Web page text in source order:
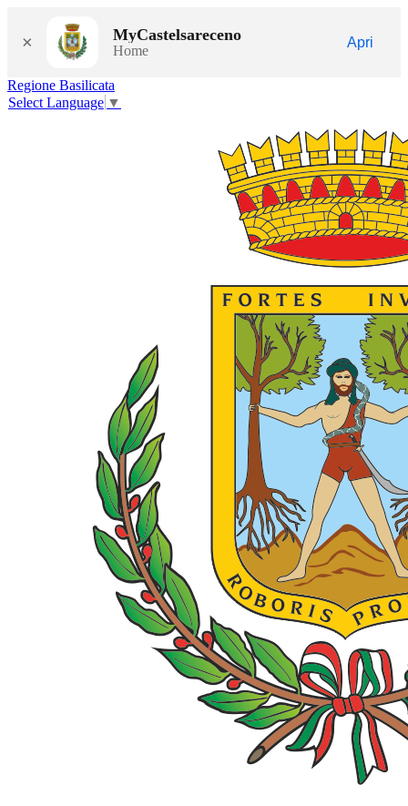
× MyCastelsareceno
Home
Apri
Regione Basilicata
Select Language ▼